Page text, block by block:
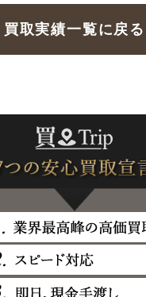
買取実績一覧に戻る